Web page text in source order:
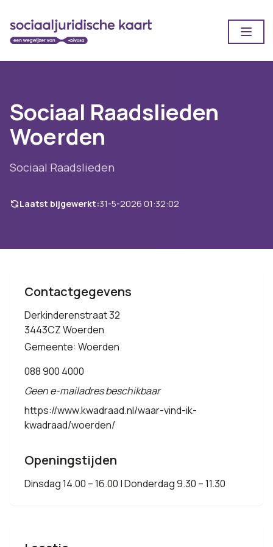
Sociaal Raadslieden
Woerden
Sociaal Raadslieden
Laatst bijgewerkt:31-5-2026 01:32:02
Contactgegevens
Derkinderenstraat 32
3443CZ Woerden
Gemeente: Woerden
088 900 4000
Geen e-mailadres beschikbaar
https://www.kwadraad.nl/waar-vind-ik-
kwadraad/woerden/
Openingstijden
Dinsdag 14.00 – 16.00 | Donderdag 9.30 – 11.30